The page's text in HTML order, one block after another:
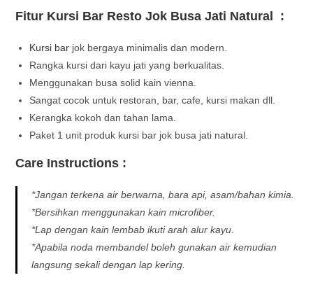
Fitur Kursi Bar Resto Jok Busa Jati Natural :
Kursi bar jok bergaya minimalis dan modern.
Rangka kursi dari kayu jati yang berkualitas.
Menggunakan busa solid kain vienna.
Sangat cocok untuk restoran, bar, cafe, kursi makan dll.
Kerangka kokoh dan tahan lama.
Paket 1 unit produk kursi bar jok busa jati natural.
Care Instructions :
*Jangan terkena air berwarna, bara api, asam/bahan kimia.
*Bersihkan menggunakan kain microfiber.
*Lap dengan kain lembab ikuti arah alur kayu.
*Apabila noda membandel boleh gunakan air kemudian
langsung sekali dengan lap kering.